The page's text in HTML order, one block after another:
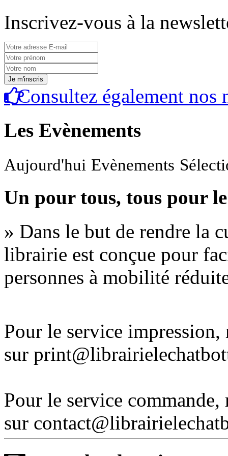
Inscrivez-vous à la
Consultez également nos
Les Evènements
Aujourd'hui Evènements
Un pour tous, tous pour
» Dans le but de rendre la
librairie est conçue pour
personnes à mobilité
Pour le service
sur
Pour le service
sur